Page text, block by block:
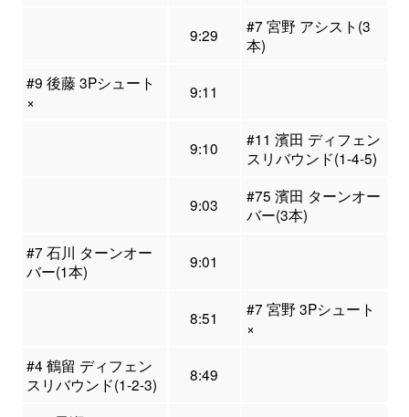
9:29
#7 宮野 アシスト(3
本)
#9 後藤 3Pシュート
×
9:11
9:10
#11 濱田 ディフェン
スリバウンド(1-4-5)
9:03
#75 濱田 ターンオー
バー(3本)
#7 石川 ターンオー
バー(1本)
9:01
8:51
#7 宮野 3Pシュート
×
#4 鶴留 ディフェン
スリバウンド(1-2-3)
8:49